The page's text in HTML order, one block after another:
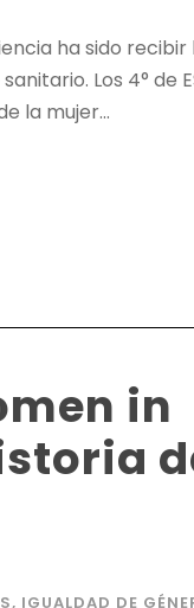
ha sido recibir
Los 4° de
la mujer...
in
, IGUALDAD DE